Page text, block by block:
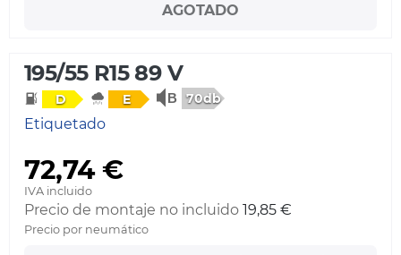
AGOTADO
195/55 R15 89 V
D E 70db
Etiquetado
72,74 €
IVA incluido
Precio de montaje no incluido 19,85 €
Precio por neumático